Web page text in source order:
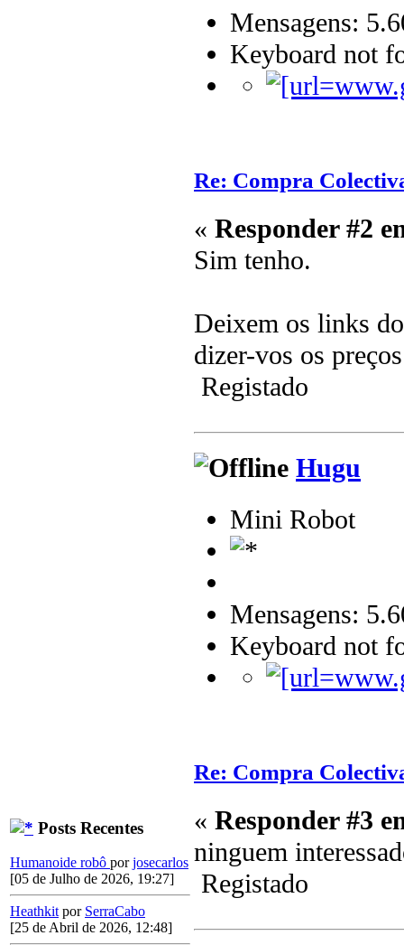
Posts Recentes
Humanoide robô porjosecarlos
[05 de Julho de 2026, 19:27]
Heathkit por SerraCabo
[25 de Abril de 2026, 12:48]
Mensagens:
Keyboard not
Re: Compra
« Responder #2
Sim tenho.
Deixem os links
dizer-vos os preços
Registado
Hugu
Mini Robot
Mensagens:
Keyboard not
Re: Compra
« Responder #3
ninguem
Registado